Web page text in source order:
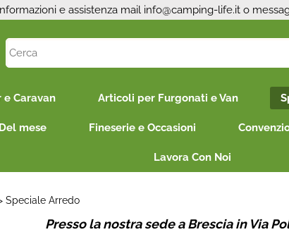
e assistenza mail info@camping-life.it o
Caravan Articoli per Furgonati e Van
mese Fineserie e Occasioni
Lavora Con Noi
Speciale Arredo
Presso la nostra sede a Brescia in Via